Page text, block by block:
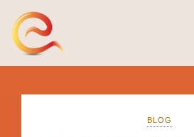
content
BLOG